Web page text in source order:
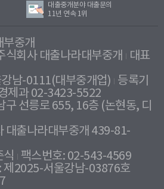
대출중개분야 대출문의
11년 연속 1위
부중개
식회사 대출나라대부중개
대표
남-0111(대부중개업) 등록기
제과 02-3423-5522
구 선릉로 655, 16층 (논현동, 디
대출나라대부중개 439-81-
식
팩스번호: 02-543-4569
제2025-서울강남-03876호